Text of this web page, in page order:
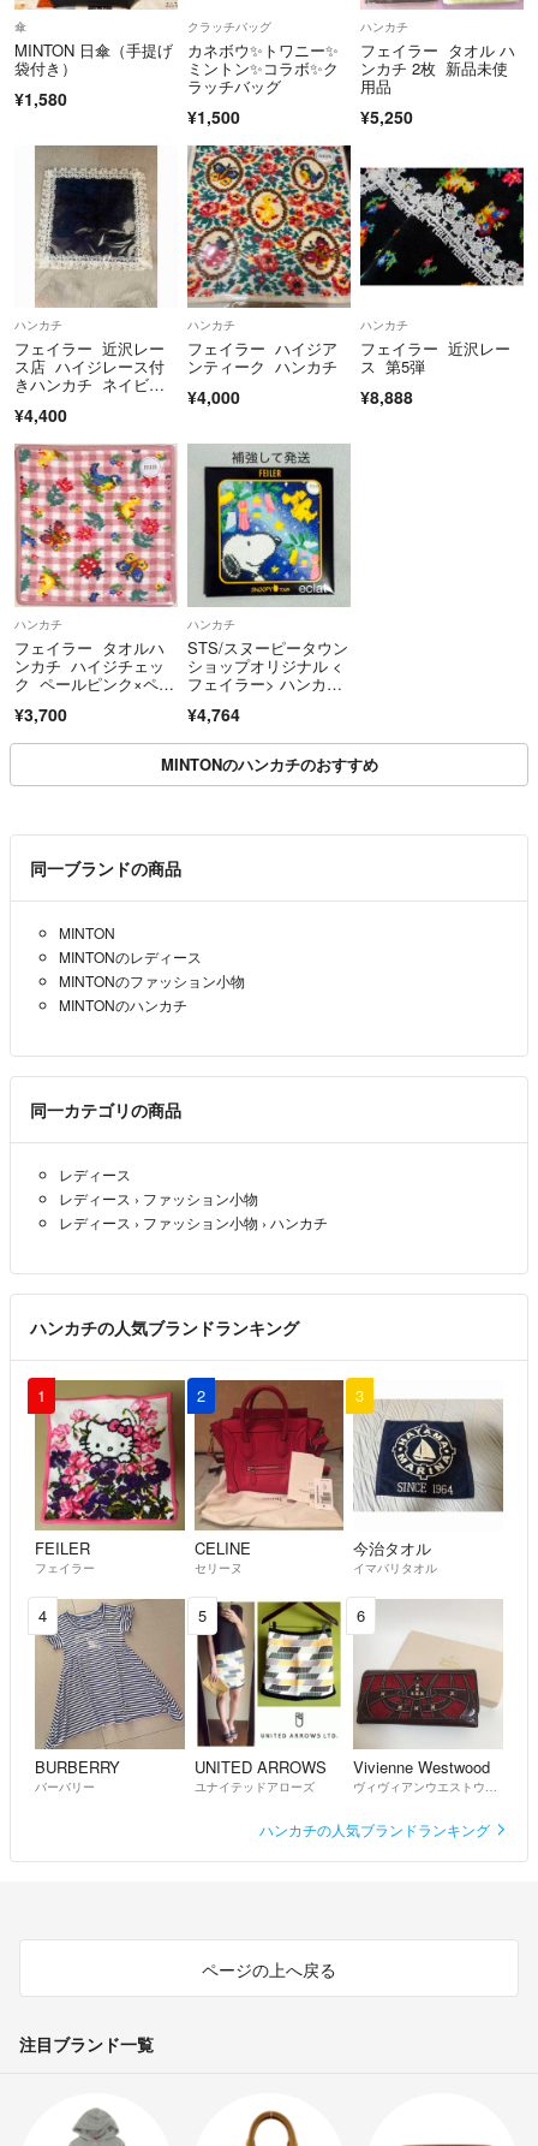
傘
MINTON 日傘（手提げ
袋付き）
¥1,580
クラッチバッグ
カネボウ✨トワニー✨
ミントン✨コラボ✨ク
ラッチバッグ
¥1,500
ハンカチ
フェイラー タオル ハ
ンカチ 2枚 新品未使
用品
¥5,250
ハンカチ
フェイラー 近沢レー
ス店 ハイジレース付
きハンカチ ネイビ
¥4,400
ハンカチ
フェイラー ハイジア
ンティーク ハンカチ
¥4,000
ハンカチ
フェイラー 近沢レー
ス 第5弾
¥8,888
ハンカチ
フェイラー タオルハ
ンカチ ハイジチェッ
ク ペールピンク×ペー
¥3,700
ハンカチ
STS/スヌーピータウン
ショップオリジナル <
フェイラー> ハンカ
¥4,764
MINTONのハンカチのおすすめ
同一ブランドの商品
MINTON
MINTONのレディース
MINTONのファッション小物
MINTONのハンカチ
同一カテゴリの商品
レディース
レディース › ファッション小物
レディース › ファッション小物 › ハンカチ
ハンカチの人気ブランドランキング
1
FEILER
フェイラー
2
CELINE
セリーヌ
3
今治タオル
イマバリタオル
4
BURBERRY
バーバリー
5
UNITED ARROWS
ユナイテッドアローズ
6
Vivienne Westwood
ハンカチの人気ブランドランキング
ページの上へ戻る
注目ブランド一覧